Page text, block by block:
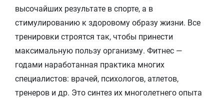
высочайших результате в спорте, а в
стимулированию к здоровому образу жизни. Все
тренировки строятся так, чтобы принести
максимальную пользу организму. Фитнес —
годами наработанная практика многих
специалистов: врачей, психологов, атлетов,
тренеров и др. Это синтез их многолетнего опыта